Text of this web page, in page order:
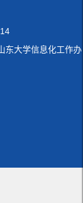
大学信息化工作办